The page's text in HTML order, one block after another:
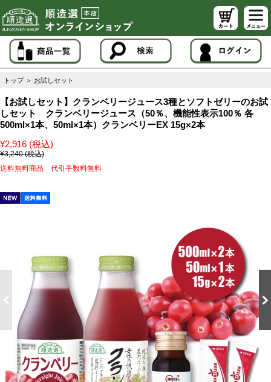
トップ ＞ お試しセット
【お試しセット】クランベリージュース3種とソフトゼリーのお試
しセット クランベリージュース（50％、機能性表示100％ 各
500ml×1本、50ml×1本）クランベリーEX 15g×2本
¥2,916 (税込)
¥3,240 (税込)
送料無料商品 代引手数料無料